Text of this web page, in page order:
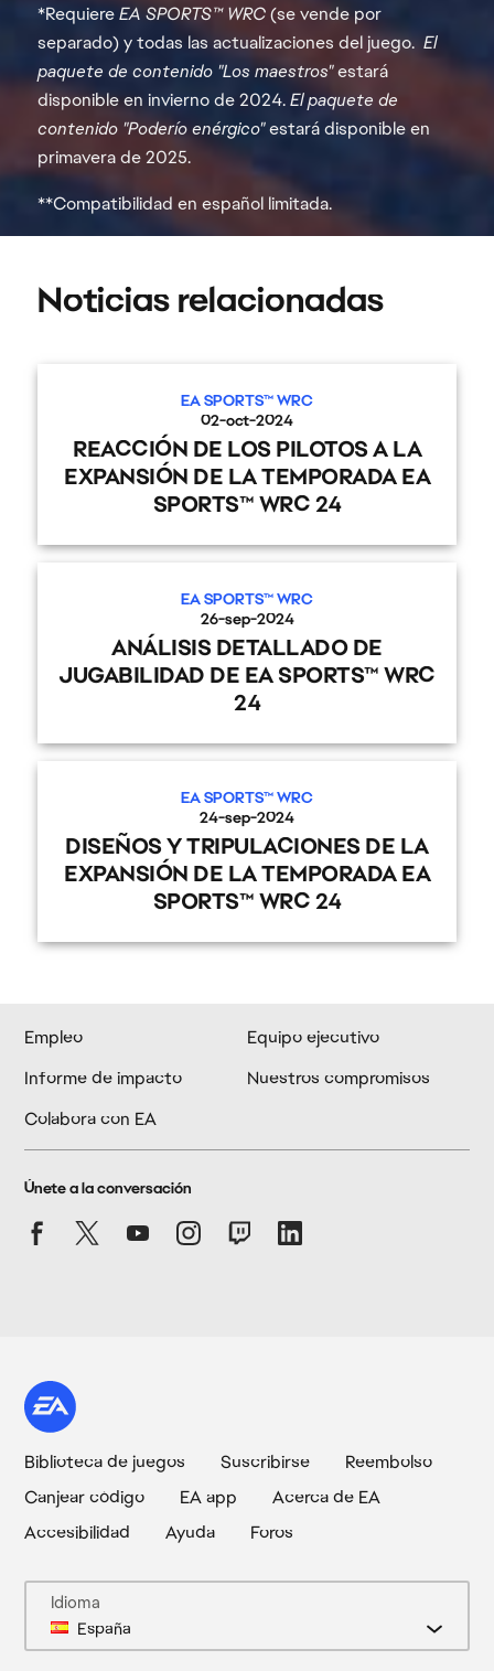
*RequiereEA SPORTS™ WRC(se vende por
separado) y todas las actualizaciones del juego. El
paquete de contenido "Los maestros"estará
disponible en invierno de 2024.El paquete de
contenido "Poderío enérgico"estará disponible en
primavera de 2025.
**Compatibilidad en español limitada.